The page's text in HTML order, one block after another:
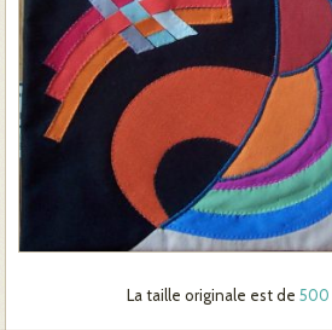
La taille originale est de 500